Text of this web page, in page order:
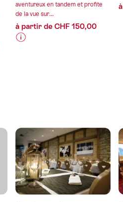
aventureux en tandem et profite
de la vue sur...
à partir de CHF 150,00
tandem
au
départ
de
Fiesch"
03.08.2027